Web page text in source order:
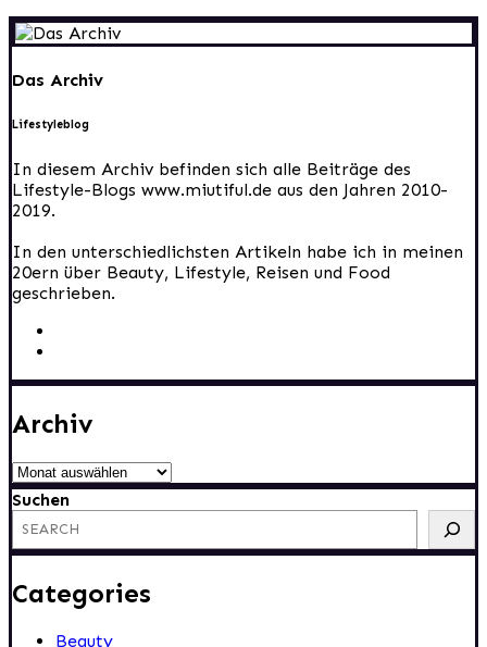
Das Archiv
Lifestyleblog
In diesem Archiv befinden sich alle Beiträge des
Lifestyle-Blogs www.miutiful.de aus den Jahren 2010-
2019.
In den unterschiedlichsten Artikeln habe ich in meinen
20ern über Beauty, Lifestyle, Reisen und Food
geschrieben.
Archiv
Archiv
Suchen
Categories
Beauty